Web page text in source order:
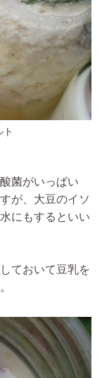
菌がいっぱい
が、大豆のイソ
にもするといい
ておいて豆乳を